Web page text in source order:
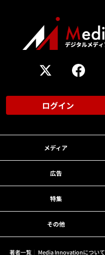
ログイン
メディア
広告
特集
その他
著者一覧 Media Innovationについて